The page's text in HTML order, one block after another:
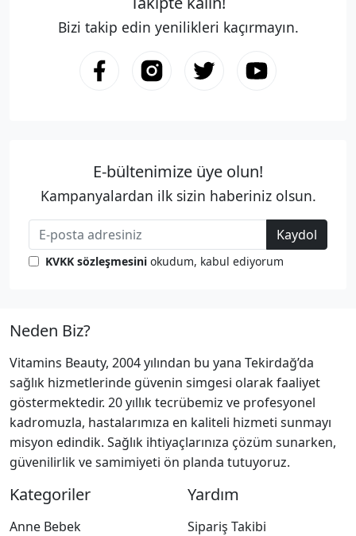
Bizi takip edin yenilikleri kaçırmayın.
E-bültenimize üye olun!
Kampanyalardan ilk sizin haberiniz olsun.
Kaydol
KVKK sözleşmesini okudum, kabul ediyorum
Neden Biz?
Vitamins Beauty, 2004 yılından bu yana Tekirdağ’da
sağlık hizmetlerinde güvenin simgesi olarak faaliyet
göstermektedir. 20 yıllık tecrübemiz ve profesyonel
kadromuzla, hastalarımıza en kaliteli hizmeti sunmayı
misyon edindik. Sağlık ihtiyaçlarınıza çözüm sunarken,
güvenilirlik ve samimiyeti ön planda tutuyoruz.
Kategoriler
Anne Bebek
Yardım
Sipariş Takibi